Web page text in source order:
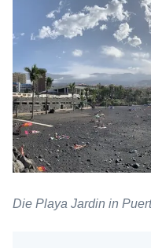
Die Playa Jardin in